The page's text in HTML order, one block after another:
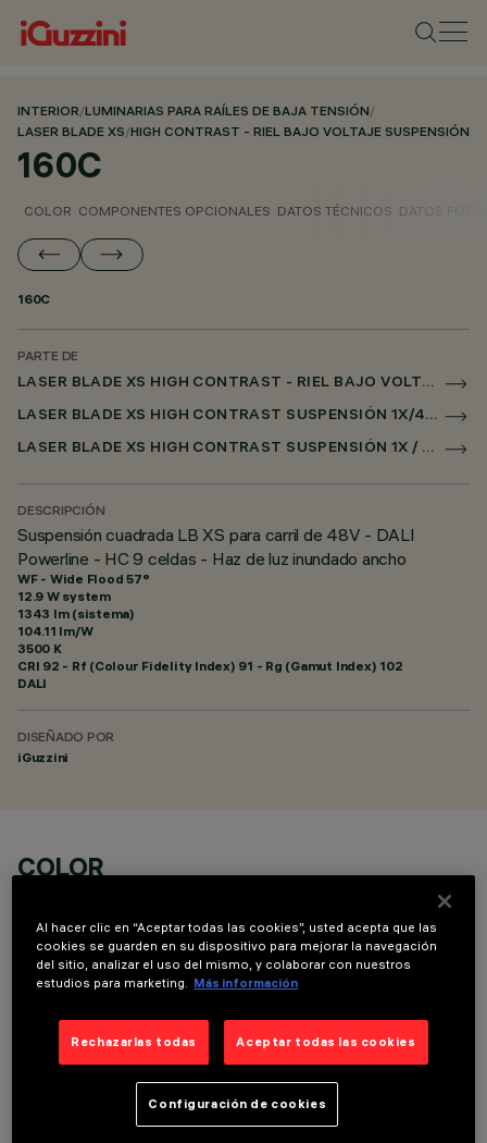
INTERIOR/LUMINARIAS PARA RAÍLES DE BAJA TENSIÓN/
LASER BLADE XS/HIGH CONTRAST - RIEL BAJO VOLTAJE SUSPENSIÓN
160C
COLOR COMPONENTES OPCIONALES DATOS TÉCNICOS DATOS
160C
PARTE DE
LASER BLADE XS HIGH CONTRAST - RIEL BAJO VOLTAJE SUSPENSIÓN
LASER BLADE XS HIGH CONTRAST SUSPENSIÓN 1X/4X/9X PARA RAÌL LOW VOLTAGE DALI POWERLINE
LASER BLADE XS HIGH CONTRAST SUSPENSIÓN 1X / 4X / 9X PARA SUPERRAIL DALI POWERLINE
DESCRIPCIÓN
Suspensión cuadrada LB XS para carril de 48V - DALI
Powerline - HC 9 celdas - Haz de luz inundado ancho
WF - Wide Flood 57°
12.9 W system
1343 lm (sistema)
104.11 lm/W
3500 K
CRI 92 - Rf (Colour Fidelity Index) 91 - Rg (Gamut Index) 102
DALI
DISEÑADO POR
iGuzzini
COLOR
COMPONENTES OPCIONALES
Al hacer clic en “Aceptar todas las cookies”, usted acepta que las
cookies se guarden en su dispositivo para mejorar la navegación
del sitio, analizar el uso del mismo, y colaborar con nuestros
estudios para marketing. Más información
Rechazarlas todas Aceptar todas las cookies
Configuración de cookies